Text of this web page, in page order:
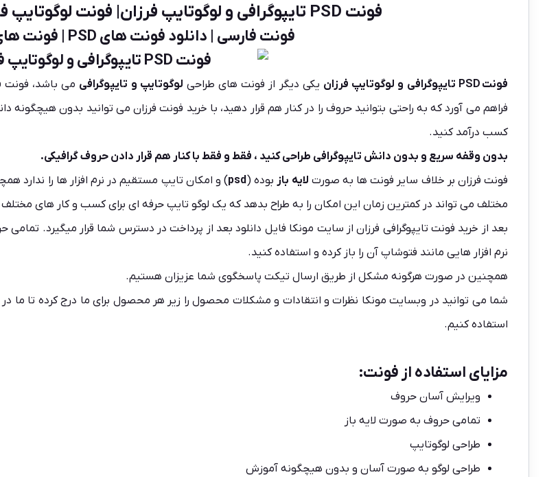
فونت PSD تایپوگرافی و لوگوتایپ فرزان| فونت لوگوتایپ فرزان| فونت تایپوگرافی فرزان
فونت فارسی | دانلود فونت های PSD | فونت های لایه باز گرافیکی
فونت یکی دیگر از فونت های طراحی لوگوتایپ و تایپوگرافی می باشد، فونت
فراهم می آورد که به راحتی بتوانید حروف را در کنار هم قرار دهید، با خرید فونت فرزان می توانید بدون هیچگونه
کسب درآمد کنید.
بدون وقفه سریع و بدون دانش تایپوگرافی طراحی کنید ، فقط و فقط با کنار هم قرار دادن حروف گرافیکی.
فونت فرزان بر خلاف سایر فونت ها به صورت لایه باز بوده (psd) و امکان تایپ مستقیم در نرم افزار ها را
مختلف می تواند در کمترین زمان این امکان را به طراح بدهد که یک لوگو تایپ حرفه ای برای کسب و کار های
نرم افزار هایی مانند فتوشاپ آن را باز کرده و استفاده کنید.
همچنین در صورت هرگونه مشکل از طریق ارسال تیکت پاسخگوی شما عزیزان هستیم.
شما می توانید در وبسایت مونکا نظرات و انتقادات و مشکلات محصول را زیر هر محصول برای ما درج کرده تا ما
استفاده کنیم.
مزایای استفاده از فونت:
ویرایش آسان حروف
تمامی حروف به صورت لایه باز
طراحی لوگوتایپ
طراحی لوگو به صورت آسان و بدون هیچگونه آموزش